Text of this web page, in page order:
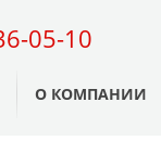
05-10
О КОМПАНИИ